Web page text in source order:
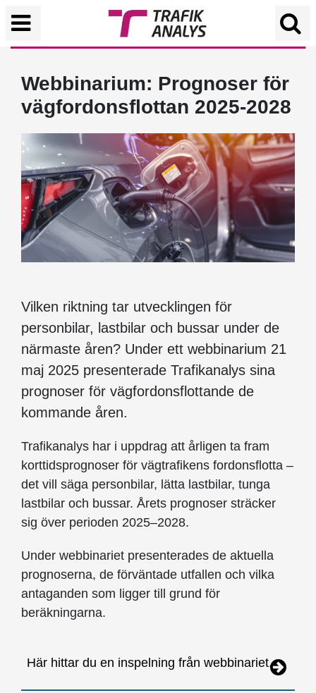
Webbinarium: Prognoser för
vägfordonsflottan 2025-2028
Vilken riktning tar utvecklingen för
personbilar, lastbilar och bussar under de
närmaste åren? Under ett webbinarium 21
maj 2025 presenterade Trafikanalys sina
prognoser för vägfordonsflottande de
kommande åren.
Trafikanalys har i uppdrag att årligen ta fram
korttidsprognoser för vägtrafikens fordonsflotta –
det vill säga personbilar, lätta lastbilar, tunga
lastbilar och bussar. Årets prognoser sträcker
sig över perioden 2025–2028.
Under webbinariet presenterades de aktuella
prognoserna, de förväntade utfallen och vilka
antaganden som ligger till grund för
beräkningarna.
Här hittar du en inspelning från webbinariet.